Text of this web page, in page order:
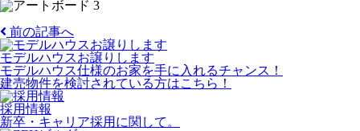
前の記事へ
モデルハウスお譲りします
モデルハウス仕様のお家を手に入れるチャンス！
建売物件を検討されている方はこちら！
採用情報
新卒・キャリア採用に関して。